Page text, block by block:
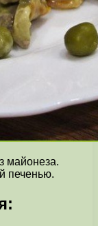
майонеза.
печенью.